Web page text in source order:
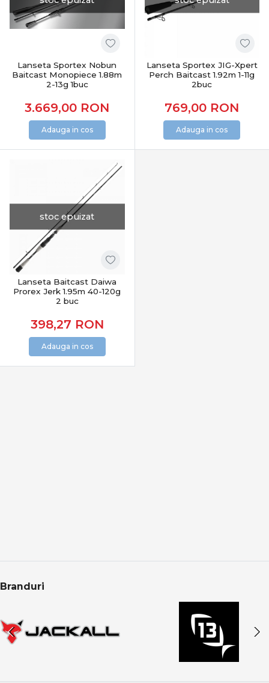
lacuri și bălți
canale și acumulări
pescuit de pe mal sau din barcă
Alegerea corectă a nălucii și monturii permite adaptare
Răpitori în oferta PRO ANGLER
Categoria Răpitori din PRO ANGLER este structurată
pentru pescarii care caută performanță reală, control și
echipamente testate. Produsele sunt atent selecționate
pentru pescuit recreativ și avansat, acoperind toate
tehnicile moderne de spinning.
CONCLUZIE
Pescuitul la răpitori înseamnă mișcare, precizie și
reacție. Alegerea echipamentelor potrivite îți oferă
control total asupra nălucii și șanse reale la atacuri
decisive, indiferent de specie sau condiții.
Lanseta Sportex Nobun
Baitcast Monopiece 1.88m
2-13g 1buc
3.669,00 RON
Adauga in cos
Lanseta Sportex JIG-Xpert
Perch Baitcast 1.92m 1-11g
2buc
769,00 RON
Adauga in cos
stoc epuizat
Lanseta Baitcast Daiwa
Prorex Jerk 1.95m 40-120g
2 buc
398,27 RON
Adauga in cos
Branduri